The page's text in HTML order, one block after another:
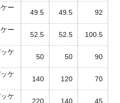
ー
49.5 49.5 92
ー
52.5 52.5 100.5
ケ
50 50 90
ケ
140 120 70
ケ
220 140 45